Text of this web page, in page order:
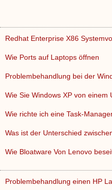
Redhat Enterprise X86
Wie Ports auf Laptops öffnen
Problembehandlung bei der
Wie Sie Windows XP von einem
Wie richte ich eine Task-
Wie Bloatware Von Lenovo
Problembehandlung einen HP